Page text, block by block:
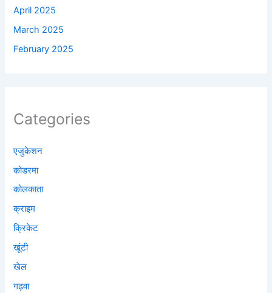
April 2025
March 2025
February 2025
Categories
एजुकेशन
कोडरमा
कोलकाता
क्राइम
क्रिकेट
खूंटी
खेल
गढ़वा